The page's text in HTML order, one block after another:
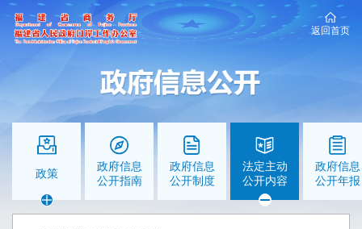
返回首页
政策
政府信息
公开指南
政府信息
公开制度
法定主动
公开内容
政府信息
公开年报